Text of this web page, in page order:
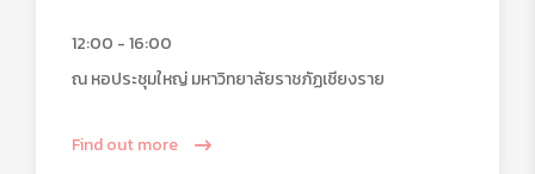
12:00 - 16:00
ณ หอประชุมใหญ่ มหาวิทยาลัยราชภัฏเชียงราย
Find out more